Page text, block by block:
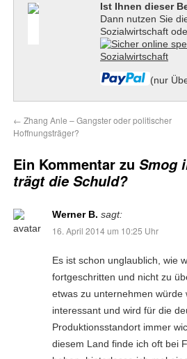
Ist Ihnen dieser
Dann nutzen Sie
Sozialwirtschaft
(nur
← Zhang Anle – Gangster oder politischer
Hoffnungsträger?
Ein Kommentar zu Smog
trägt die Schuld?
Werner B. sagt:
16. April 2014 um 10:25 Uhr
Es ist schon unglaublich, wie
fortgeschritten und nicht zu
etwas zu unternehmen würde
interessant und wird für die
Produktionsstandort immer
diesem Land finde ich oft bei